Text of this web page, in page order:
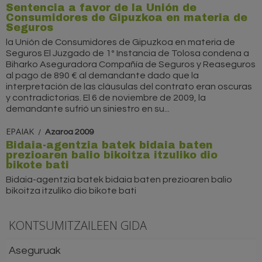
Sentencia a favor de la Unión de
Consumidores de Gipuzkoa en materia de
Seguros
la Unión de Consumidores de Gipuzkoa en materia de
Seguros El Juzgado de 1º Instancia de Tolosa condena a
Biharko Aseguradora Compañía de Seguros y Reaseguros
al pago de 890 € al demandante dado que la
interpretación de las cláusulas del contrato eran oscuras
y contradictorias. El 6 de noviembre de 2009, la
demandante sufrió un siniestro en su...
EPAIAK Azaroa 2009
Bidaia-agentzia batek bidaia baten
prezioaren balio bikoitza itzuliko dio
bikote bati
Bidaia-agentzia batek bidaia baten prezioaren balio
bikoitza itzuliko dio bikote bati
KONTSUMITZAILEEN GIDA
Aseguruak